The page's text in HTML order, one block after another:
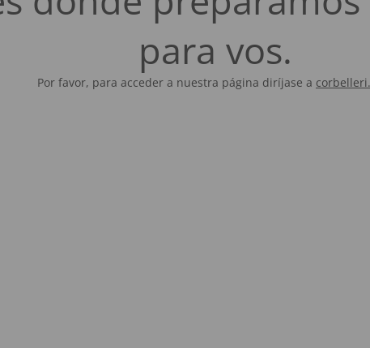
para vos.
Por favor, para acceder a nuestra página diríjase a